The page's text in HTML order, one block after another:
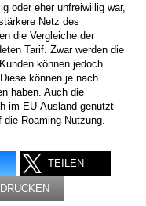
oder eher unfreiwillig war,
Netz des
die Vergleiche der
Tarif. Zwar werden die
Kunden können jedoch
können je nach
haben. Auch die
im EU-Ausland genutzt
Roaming-Nutzung.
TEILEN
DRUCKEN